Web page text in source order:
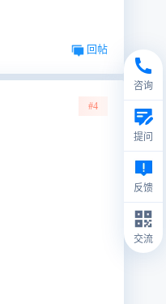
回帖
#4
咨询
提问
反馈
交流